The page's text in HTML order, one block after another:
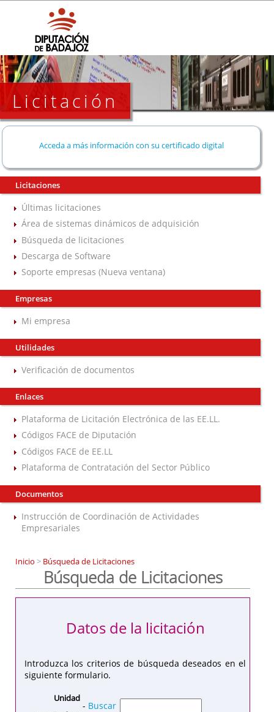
Licitación
Acceda a más información con su certificado digital
Licitaciones
Últimas licitaciones
Área de sistemas dinámicos de adquisición
Búsqueda de licitaciones
Descarga de Software
Soporte empresas (Nueva ventana)
Empresas
Mi empresa
Utilidades
Verificación de documentos
Enlaces
Plataforma de Licitación Electrónica de las EE.LL.
Códigos FACE de Diputación
Códigos FACE de EE.LL
Plataforma de Contratación del Sector Público
Documentos
Instrucción de Coordinación de Actividades
Empresariales
Inicio > Búsqueda de Licitaciones
Búsqueda de Licitaciones
Introduzca los criterios de búsqueda deseados en el
siguiente formulario.
Datos de la licitación
Unidad
- Buscar